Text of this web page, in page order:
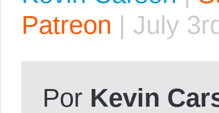
Patreon | July
Por Kevin